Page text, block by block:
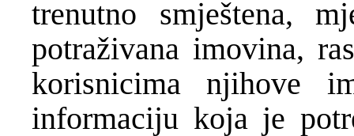
trenutno smještena,
potraživana imovina,
korisnicima njihove
informaciju koja je